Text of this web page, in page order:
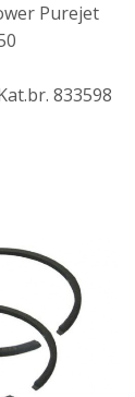
Purejet
833598